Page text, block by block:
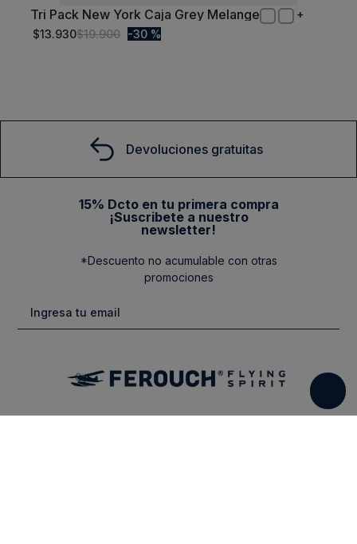
S/T
Tri Pack New York Caja Grey Melange
$13.930$19.900 30 %
Devoluciones gratuitas
15% Dcto en tu primera compra
¡Suscribete a nuestro
newsletter!
*Descuento no acumulable con otras
promociones